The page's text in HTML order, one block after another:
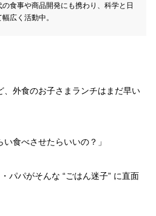
食事や商品開発にも携わり、科学と日
広く活動中。
、外食のお子さまランチはまだ早い
い食べさせたらいいの？」
パパがそんな “ごはん迷子” に直面